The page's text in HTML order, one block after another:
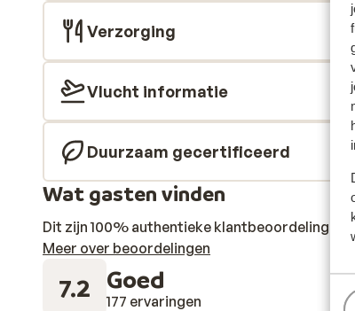
Verzorging
Vlucht informatie
Duurzaam gecertificeerd
Wat gasten vinden
Dit zijn 100% authentieke klantbeoordelingen
Meer over beoordelingen
7.2 Goed
177 ervaringen